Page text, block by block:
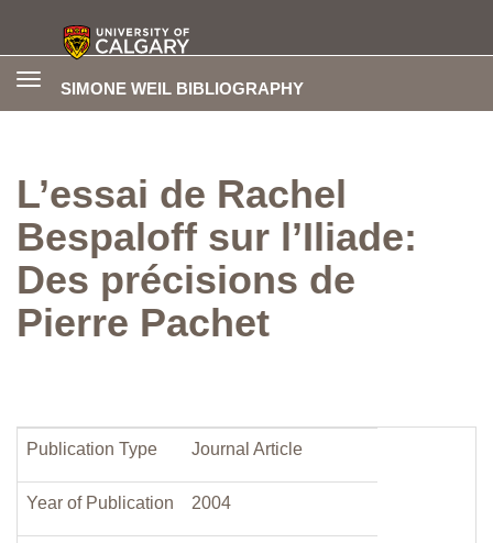
SIMONE WEIL BIBLIOGRAPHY
Toggle
L’essai de Rachel
Bespaloff sur l’Iliade:
Des précisions de
Pierre Pachet
Publication Type Journal Article
Year of Publication 2004